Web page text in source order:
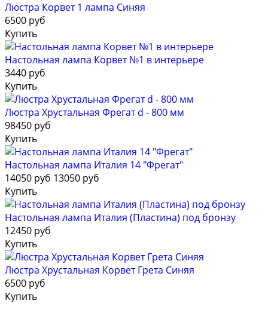
Люстра Корвет 1 лампа Синяя
6500 руб
Купить
Настольная лампа Корвет №1 в интерьере
3440 руб
Купить
Люстра Хрустальная Фрегат d - 800 мм
98450 руб
Купить
Настольная лампа Италия 14 "Фрегат"
14050 руб 13050 руб
Купить
Настольная лампа Италия (Пластина) под бронзу
12450 руб
Купить
Люстра Хрустальная Корвет Грета Синяя
6500 руб
Купить